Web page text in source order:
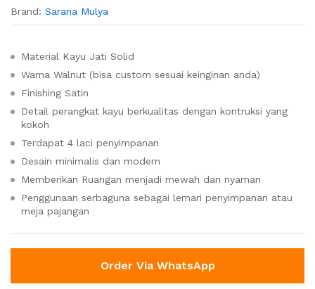
Brand: Sarana Mulya
Material Kayu Jati Solid
Warna Walnut (bisa custom sesuai keinginan anda)
Finishing Satin
Detail perangkat kayu berkualitas dengan kontruksi yang
kokoh
Terdapat 4 laci penyimpanan
Desain minimalis dan modern
Memberikan Ruangan menjadi mewah dan nyaman
Penggunaan serbaguna sebagai lemari penyimpanan atau
meja pajangan
Order Via WhatsApp